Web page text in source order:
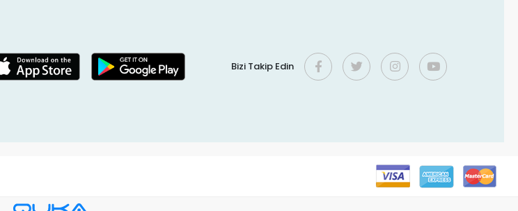
Bizi Takip Edin